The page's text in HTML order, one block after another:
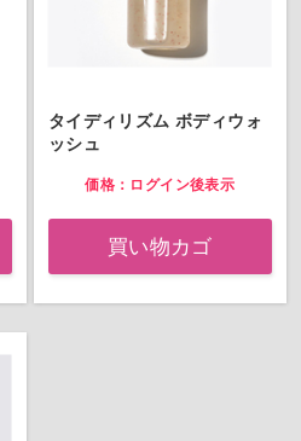
タイディリズム ボディウォ
ッシュ
価格：ログイン後表示
買い物カゴ